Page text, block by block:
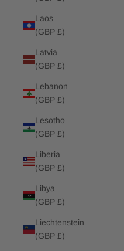
Laos
(GBP £)
Latvia
(GBP £)
Lebanon
(GBP £)
Lesotho
(GBP £)
Liberia
(GBP £)
Libya
(GBP £)
Liechtenstein
(GBP £)